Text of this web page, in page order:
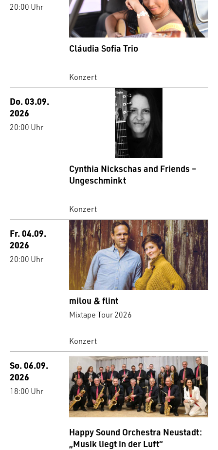
20:00 Uhr
Cláudia Sofia Trio
Konzert
Do. 03.09.
2026
20:00 Uhr
Cynthia Nickschas and Friends –
Ungeschminkt
Konzert
Fr. 04.09.
2026
20:00 Uhr
milou & flint
Mixtape Tour 2026
Konzert
So. 06.09.
2026
18:00 Uhr
Happy Sound Orchestra Neustadt:
„Musik liegt in der Luft“